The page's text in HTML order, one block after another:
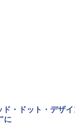
ド・ドット・デザ
に